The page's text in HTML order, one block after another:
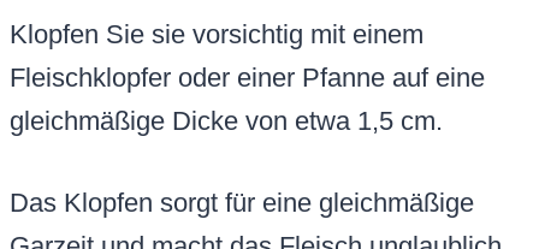
Klopfen Sie sie vorsichtig mit einem
Fleischklopfer oder einer Pfanne auf eine
gleichmäßige Dicke von etwa 1,5 cm.
Das Klopfen sorgt für eine gleichmäßige